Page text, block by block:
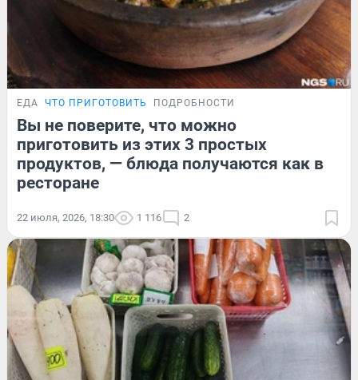
ЕДА ЧТО ПРИГОТОВИТЬ ПОДРОБНОСТИ
Вы не поверите, что можно
приготовить из этих 3 простых
продуктов, — блюда получаются как в
ресторане
22 июля, 2026, 18:30 1 116 2